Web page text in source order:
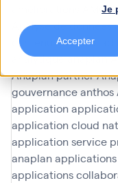
Je
Accepter
Analyse de données
contenu
analyses ad
analytiqueanaplan
Anaplan partner
gouvernanceanthos
application
application cloud
application service
anaplan
applications